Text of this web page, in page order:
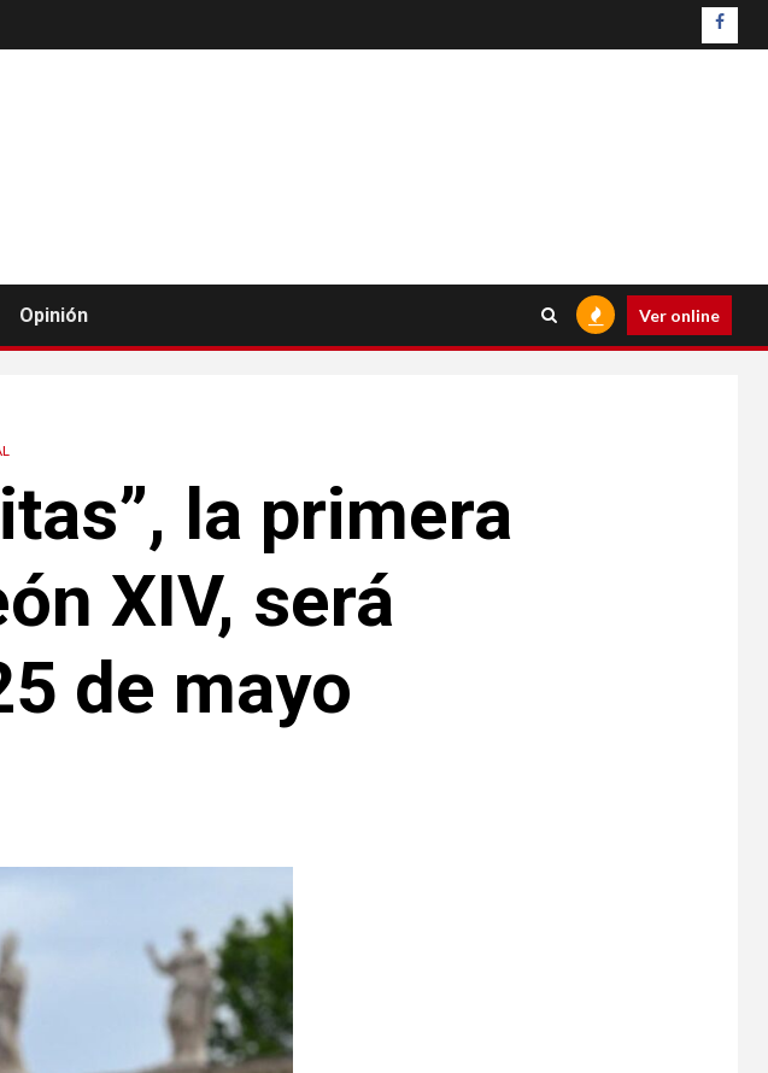
Opinión Ver online
la primera
XIV, será
de mayo